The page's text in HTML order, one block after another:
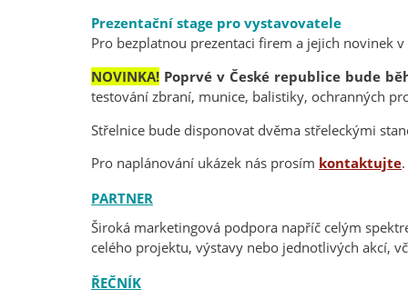
Prezentační stage pro vystavovatele
Pro bezplatnou prezentaci firem a jejich novinek
NOVINKA! Poprvé v České republice bude
testování zbraní, munice, balistiky, ochranných
Střelnice bude disponovat dvěma střeleckými
Pro naplánování ukázek nás prosím kontaktujte.
PARTNER
Široká marketingová podpora napříč celým
celého projektu, výstavy nebo jednotlivých akcí,
ŘEČNÍK